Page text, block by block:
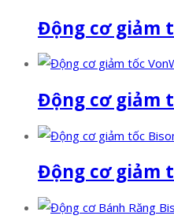
Động cơ giảm
Động cơ giảm
Động cơ giảm